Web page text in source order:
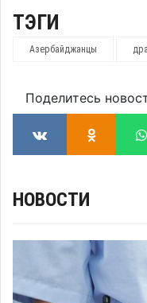
ТЭГИ
Азербайджанцы
Поделитесь
НОВОСТИ